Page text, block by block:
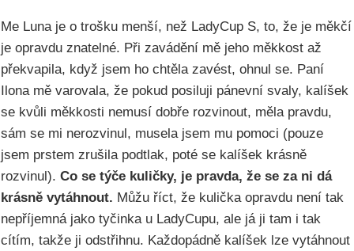
Me Luna je o trošku menší, než LadyCup S, to, že je měkčí
je opravdu znatelné. Při zavádění mě jeho měkkost až
překvapila, když jsem ho chtěla zavést, ohnul se. Paní
Ilona mě varovala, že pokud posiluji pánevní svaly, kalíšek
se kvůli měkkosti nemusí dobře rozvinout, měla pravdu,
sám se mi nerozvinul, musela jsem mu pomoci (pouze
jsem prstem zrušila podtlak, poté se kalíšek krásně
rozvinul). Co se týče kuličky, je pravda, že se za ni dá
krásně vytáhnout. Můžu říct, že kulička opravdu není tak
nepříjemná jako tyčinka u LadyCupu, ale já ji tam i tak
cítím, takže ji odstřihnu. Každopádně kalíšek lze vytáhnout